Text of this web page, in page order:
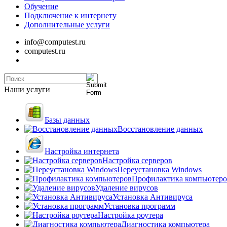
Обучение
Подключение к интернету
Дополнительные услуги
info@computest.ru
computest.ru
Наши услуги
Базы данных
Восстановление данных
Настройка интернета
Настройка серверов
Переустановка Windows
Профилактика
Удаление вирусов
Установка Антивируса
Установка программ
Настройка роутера
Диагностика компьютера